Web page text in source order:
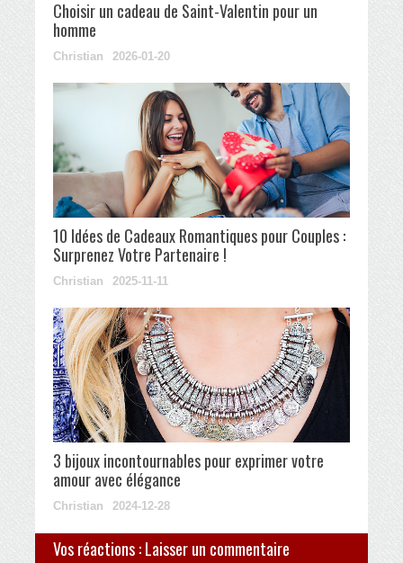
Choisir un cadeau de Saint-Valentin pour un
homme
Christian 2026-01-20
10 Idées de Cadeaux Romantiques pour Couples :
Surprenez Votre Partenaire !
Christian 2025-11-11
3 bijoux incontournables pour exprimer votre
amour avec élégance
Christian 2024-12-28
Vos réactions : Laisser un commentaire